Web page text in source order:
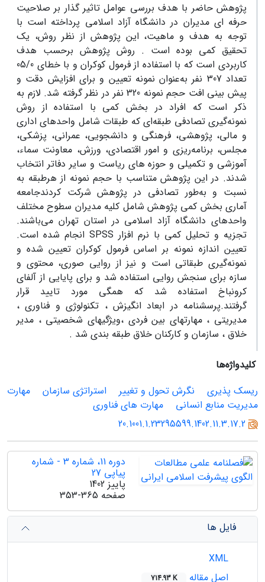
پژوهش حاضر با هدف بررسی عوامل تاثیر گذار بر صلاحیت
حرفه ای مدیران در دانشگاه آزاد اسلامی پرداخته است با
توجه به هدف و ماهیت، این پژوهش از نظر روش، یک
تحقیق کمی بوده است . روش پژوهش برحسب هدف
کاربردی است که با استفاده از فرمول کوکران و با خطای 05/0
تعداد 307 نفر به‌عنوان نمونه تعیین و برای افزایش دقت و
پیش بینی افت حجم نمونه 320 نفر در نظر گرفته شد. لازم به
ذکر است که افراد در بخش کمی با استفاده از روش
نمونه‌گیری تصادفی طبقه‌ای که طبقات شامل واحدهای اداری
و مالی، پژوهشی، فرهنگی و دانشجویی، عمرانی، پزشکی،
مجلس، برنامه‌ریزی و امور اقتصادی، ورزش، معاونت سماء،
آموزشی و تکمیلی و حوزه های ریاست و سایر دفاتر انتخاب
شدند. در این پژوهش متناسب با حجم نمونه از هرطبقه به
نسبت و به‌طور تصادفی در پژوهش شرکت کردندجامعه
آماری بخش کمی پژوهش شامل کلیه مدیران سطوح مختلف
واحدهای دانشگاه آزاد اسلامی در استان تهران می‌باشند.
تجزیه و تحلیل کمی با نرم افزار SPSS انجام شده است.
تعیین اندازه نمونه بر اساس فرمول کوکران تعیین شده و
نمونه‌گیری طبقاتی است و نیز از روایی صوری، محتوی و
سازه برای سنجش روایی استفاده شد و برای پایایی از آلفای
کرونباخ استفاده شد که همگی مورد تایید قرار
گرفتند.پرسشنامه در ابعاد انگیزش ، تکنولوژی و فناوری ،
مدیریتی ، مهارتهای بین فردی ،ویژگیهای شخصیتی ، مدیر
خلاق ، سازمان و کارکنان خلاق طبقه بندی شد .
کلیدواژه‌ها
ریسک پذیری
نگرش تحول و تغییر استراتژى سازمان
مهارت
مدیریت منابع انسانی
مهارت های فناوری
20.1001.1.23295599.1402.11.3.17.2
دوره 11، شماره 3 - شماره
پیاپی 27
پاییز 1402
صفحه 353-365
فایل ها
اصل مقاله
714.93 K